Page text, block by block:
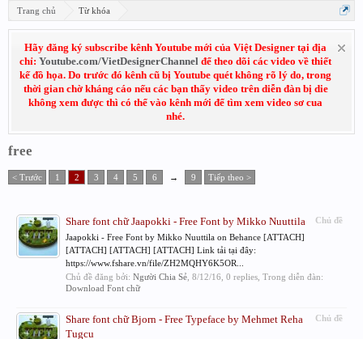
Trang chủ Từ khóa
Hãy đăng ký subscribe kênh Youtube mới của Việt Designer tại địa
chỉ: Youtube.com/VietDesignerChannel để theo dõi các video về thiết
kế đồ họa. Do trước đó kênh cũ bị Youtube quét không rõ lý do, trong
thời gian chờ kháng cáo nếu các bạn thấy video trên diễn đàn bị die
không xem được thì có thể vào kênh mới để tìm xem video sơ cua
nhé.
free
< Trước 1 2 3 4 5 6 → 9 Tiếp theo >
Chủ đề
Share font chữ Jaapokki - Free Font by Mikko Nuuttila
Jaapokki - Free Font by Mikko Nuuttila on Behance [ATTACH]
[ATTACH] [ATTACH] [ATTACH] Link tải tại đây:
https://www.fshare.vn/file/ZH2MQHY6K5OR...
Chủ đề đăng bởi: Người Chia Sẻ 8/12/16 , 0 replies, Trong diễn đàn:
Download Font chữ
Chủ đề
Share font chữ Bjorn - Free Typeface by Mehmet Reha
Tugcu